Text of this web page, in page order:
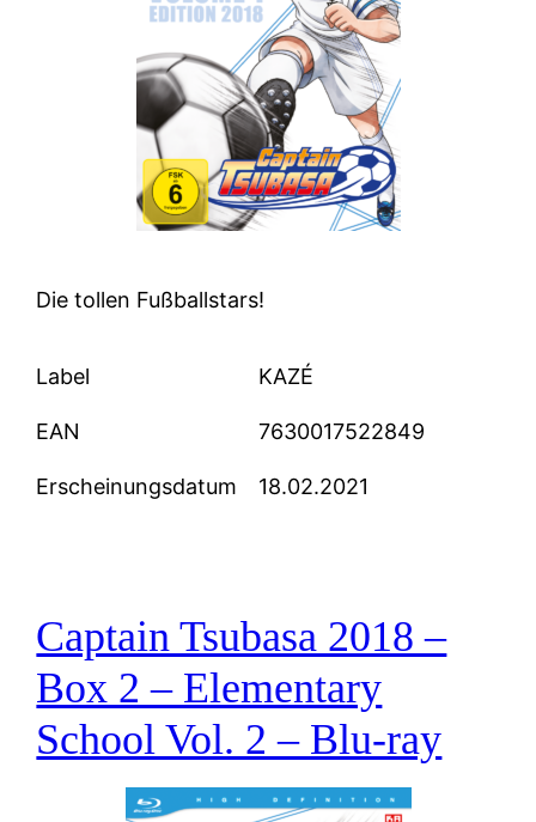
Die tollen Fußballstars!
Label KAZÉ
EAN 7630017522849
Erscheinungsdatum 18.02.2021
Captain Tsubasa 2018 –
Box 2 – Elementary
School Vol. 2 – Blu-ray